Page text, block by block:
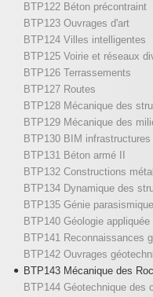
BTP122 Béton précontraint
BTP123 Ouvrages d'art
BTP124 Villes intelligentes
BTP125 Voirie et réseaux
BTP126 Terrassements
BTP127 Routes
BTP128 Mécanique des
BTP129 Mécanique des
BTP130 BIM
BTP131 Béton armé II
BTP132 Constructions
BTP134 Dynamique des
BTP135 Génie parasismique
BTP140 Géologie appliquée
BTP141 Reconnaissances
BTP142 Ouvrages
BTP143 Mécanique des
BTP144 Géotechnique des